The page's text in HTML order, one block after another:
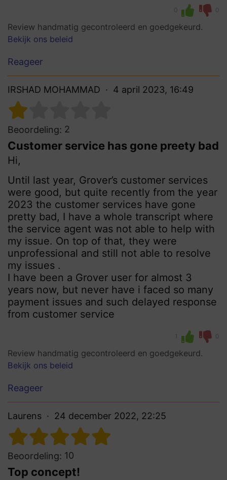
0 0
Review handmatig gecontroleerd en goedgekeurd.
Bekijk ons beleid
Reageer
IRSHAD MOHAMMAD 4 april 2023, 16:49
Beoordeling: 2
Customer service has gone preety bad
Hi,
Until last year, Grover’s customer services
were good, but quite recently from the year
2023 the customer services have gone
pretty bad, I have a whole transcript where
the service agent was not able to help with
my issue. On top of that, they were
unprofessional and still not able to resolve
my issues .
I have been a Grover user for almost 3
years now, but never have i faced so many
payment issues and such delayed response
from customer service
1 0
Review handmatig gecontroleerd en goedgekeurd.
Bekijk ons beleid
Reageer
Laurens 24 december 2022, 22:25
Beoordeling: 10
Top concept!